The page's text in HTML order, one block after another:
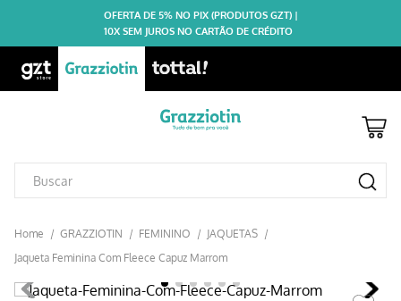
OFERTA DE 5% NO PIX (PRODUTOS GZT) |
10X SEM JUROS NO CARTÃO DE CRÉDITO
GRAZZIOTIN FEMININO
JAQUETAS
Jaqueta Feminina Com Fleece Capuz Marrom